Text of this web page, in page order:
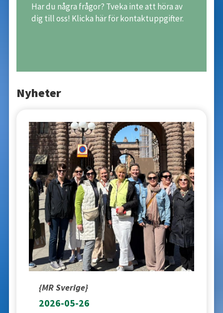
Har du några frågor? Tveka inte att höra av
dig till oss! Klicka här för kontaktuppgifter.
Nyheter
{MR Sverige}
2026-05-26